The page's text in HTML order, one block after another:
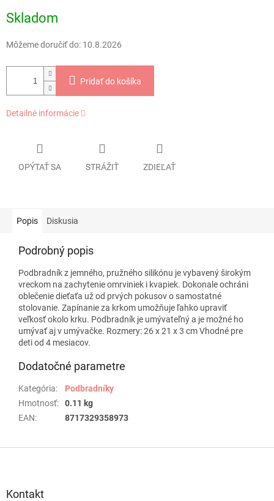
cena:
Skladom
Môžeme doručiť do: 10.8.2026
Pridať do košíka
Detailné informácie
OPÝTAŤ SA STRÁŽIŤ ZDIEĽAŤ
Popis Diskusia
Podrobný popis
Podbradník z jemného, pružného silikónu je vybavený širokým
vreckom na zachytenie omrviniek i kvapiek. Dokonale ochráni
oblečenie dieťaťa už od prvých pokusov o samostatné
stolovanie. Zapínanie za krkom umožňuje ľahko upraviť
veľkosť okolo krku. Podbradník je umývateľný a je možné ho
umývať aj v umývačke. Rozmery: 26 x 21 x 3 cm Vhodné pre
deti od 4 mesiacov.
Dodatočné parametre
Kategória:
Podbradníky
Hmotnosť:
0.11 kg
EAN: 8717329358973
Kontakt